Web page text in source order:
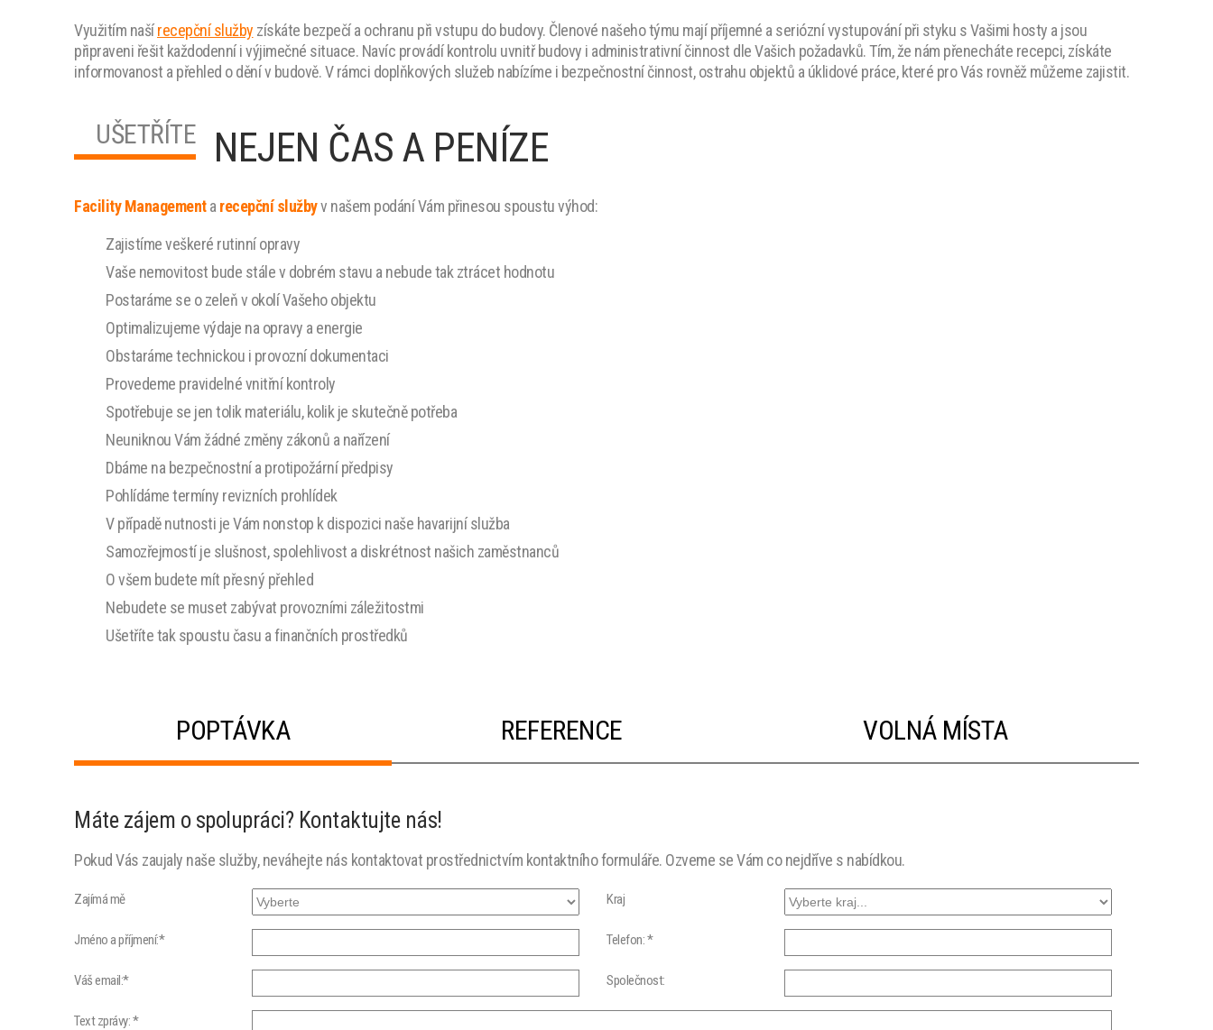
Využitím našírecepční služby získáte bezpečí a ochranu při vstupu do budovy. Členové našeho týmu mají příjemné a seriózní vystupování při styku s Vašimi hosty a jsou
připraveni řešit každodenní i výjimečné situace. Navíc provádí kontrolu uvnitř budovy i administrativní činnost dle Vašich požadavků. Tím, že nám přenecháte recepci, získáte
informovanost a přehled o dění v budově. V rámci doplňkových služeb nabízíme i bezpečnostní činnost, ostrahu objektů a úklidové práce, které pro Vás rovněž můžeme zajistit.
UŠETŘÍTE NEJEN ČAS A PENÍZE
Facility Managementa recepční službyv našem podání Vám přinesou spoustu výhod:
Zajistíme veškeré rutinní opravy
Vaše nemovitost bude stále v dobrém stavu a nebude tak ztrácet hodnotu
Postaráme se o zeleň v okolí Vašeho objektu
Optimalizujeme výdaje na opravy a energie
Obstaráme technickou i provozní dokumentaci
Provedeme pravidelné vnitřní kontroly
Spotřebuje se jen tolik materiálu, kolik je skutečně potřeba
Neuniknou Vám žádné změny zákonů a nařízení
Dbáme na bezpečnostní a protipožární předpisy
Pohlídáme termíny revizních prohlídek
V případě nutnosti je Vám nonstop k dispozici naše havarijní služba
Samozřejmostí je slušnost, spolehlivost a diskrétnost našich zaměstnanců
O všem budete mít přesný přehled
Nebudete se muset zabývat provozními záležitostmi
Ušetříte tak spoustu času a finančních prostředků
POPTÁVKA REFERENCE VOLNÁ MÍSTA
Máte zájem o spolupráci? Kontaktujte nás!
Pokud Vás zaujaly naše služby, neváhejte nás kontaktovat prostřednictvím kontaktního formuláře. Ozveme se Vám co nejdříve s nabídkou.
Zajímá mě
Jméno a příjmení:*
Váš email:*
Kraj
Telefon: *
Společnost:
Text zprávy: *